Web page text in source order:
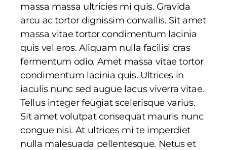
massa massa ultricies mi quis. Gravida
arcu ac tortor dignissim convallis. Sit amet
massa vitae tortor condimentum lacinia
quis vel eros. Aliquam nulla facilisi cras
fermentum odio. Amet massa vitae tortor
condimentum lacinia quis. Ultrices in
iaculis nunc sed augue lacus viverra vitae.
Tellus integer feugiat scelerisque varius.
Sit amet volutpat consequat mauris nunc
congue nisi. At ultrices mi te imperdiet
nulla malesuada pellentesque. Netus et